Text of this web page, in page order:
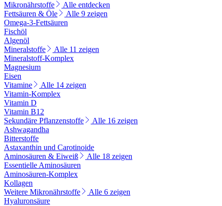
Mikronährstoffe
Alle entdecken
Fettsäuren & Öle
Alle 9 zeigen
Omega-3-Fettsäuren
Fischöl
Algenöl
Mineralstoffe
Alle 11 zeigen
Mineralstoff-Komplex
Magnesium
Eisen
Vitamine
Alle 14 zeigen
Vitamin-Komplex
Vitamin D
Vitamin B12
Sekundäre Pflanzenstoffe
Alle 16 zeigen
Ashwagandha
Bitterstoffe
Astaxanthin und Carotinoide
Aminosäuren & Eiweiß
Alle 18 zeigen
Essentielle Aminosäuren
Aminosäuren-Komplex
Kollagen
Weitere Mikronährstoffe
Alle 6 zeigen
Hyaluronsäure